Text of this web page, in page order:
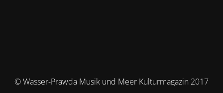
© Wasser-Prawda Musik und Meer Kulturmagazin 2017